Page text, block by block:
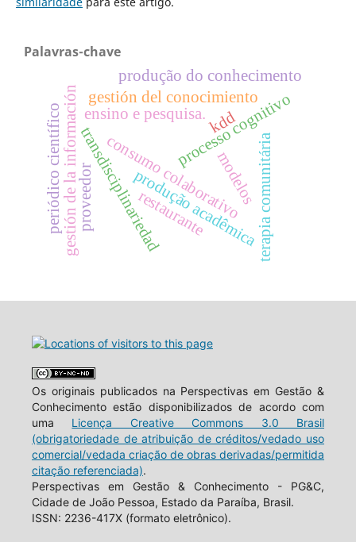
Palavras-chave
processo cognitivo
consumo colaborativo
transdisciplinariedad
kdd
gestión de la información gestión del conocimiento
produção do conhecimento
terapia comunitária
periódico científico produção acadêmica
ensino e pesquisa.
modelos
proveedor restaurante
Os originais publicados na Perspectivas em Gestão &
Conhecimento estão disponibilizados de acordo com
uma Licença Creative Commons 3.0 Brasil
(obrigatoriedade de atribuição de créditos/vedado uso
comercial/vedada criação de obras derivadas/permitida
citação referenciada).
Perspectivas em Gestão & Conhecimento - PG&C,
Cidade de João Pessoa, Estado da Paraíba, Brasil.
ISSN: 2236-417X (formato eletrônico).